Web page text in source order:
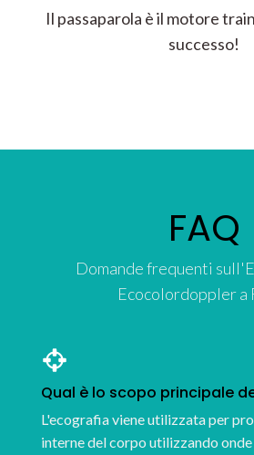
Il passaparola è il motore
successo!
FAQ
Domande frequenti
Ecocolordoppler a
Qual è lo scopo principale
L'ecografia viene utilizzata per
interne del corpo utilizzando